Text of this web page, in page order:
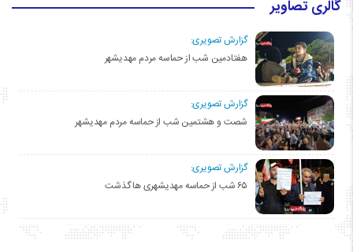
گالری تصاویر
گزارش تصویری:
هفتادمین شب از حماسه مردم مهدیشهر
گزارش تصویری:
شصت و هشتمین شب از حماسه مردم مهدیشهر
گزارش تصویری:
۶۵ شب از حماسه مهدیشهری ها گذشت